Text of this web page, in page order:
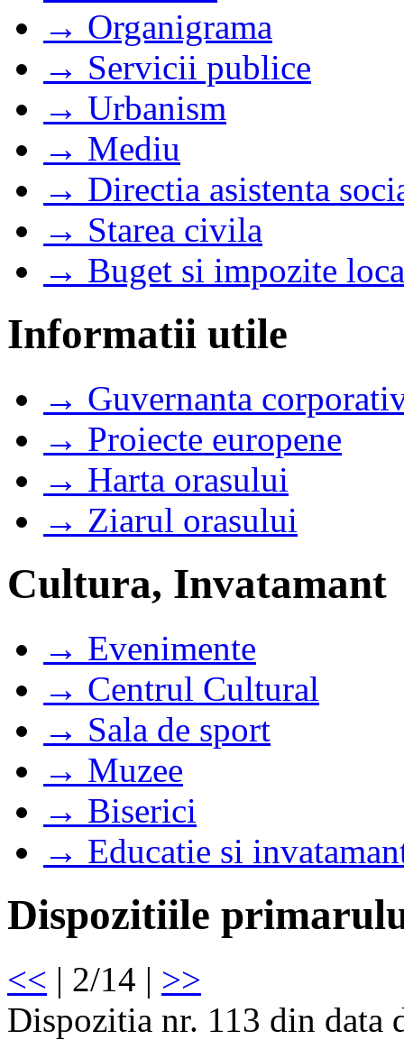
→ Organigrama
→ Servicii publice
→ Urbanism
→ Mediu
→ Directia asistenta
→ Starea civila
→ Buget si impozite
Informatii utile
→ Guvernanta
→ Proiecte europene
→ Harta orasului
→ Ziarul orasului
Cultura, Invatamant
→ Evenimente
→ Centrul Cultural
→ Sala de sport
→ Muzee
→ Biserici
→ Educatie si
Dispozitiile
<< | 2/14 | >>
Dispozitia nr. 113 din data